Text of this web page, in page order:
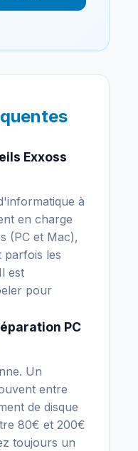
Exxoss
à
en charge
(PC et Mac),
parfois les
est
pour
PC
Un
entre
de disque
80€ et 200€
toujours un